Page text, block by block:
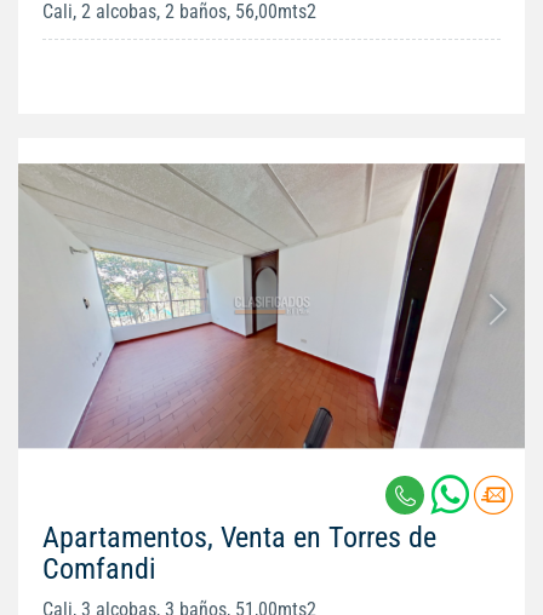
Cali, 2 alcobas, 2 baños, 56,00mts2
Apartamentos, Venta en Torres de
Comfandi
Cali, 3 alcobas, 3 baños, 51,00mts2